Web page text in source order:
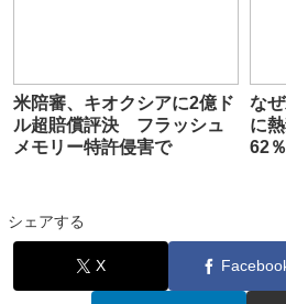
米陪審、キオクシアに2億ド
ル超賠償評決 フラッシュ
メモリー特許侵害で
な
に
62
シェアする
X